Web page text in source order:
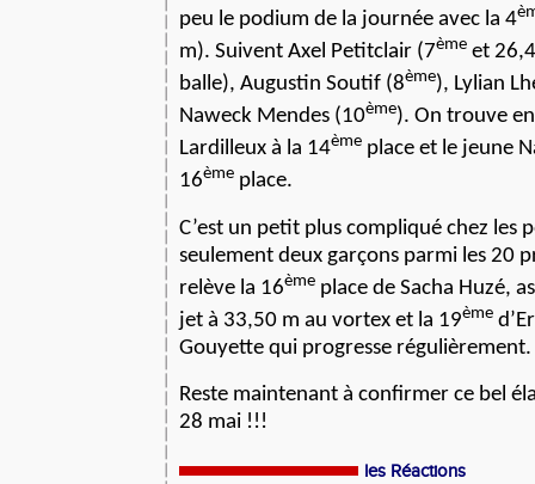
peu le podium de la journée avec la 4
m). Suivent Axel Petitclair (7ème et
balle), Augustin Soutif (8ème), Lylian
Naweck Mendes (10ème). On trouve
Lardilleux à la 14ème place et le jeune
16ème place.
C’est un petit plus compliqué chez les
seulement deux garçons parmi les 20
relève la 16ème place de Sacha Huzé,
jet à 33,50 m au vortex et la 19ème
Gouyette qui progresse régulièrement.
Reste maintenant à confirmer ce bel
28 mai !!!
les Réactions